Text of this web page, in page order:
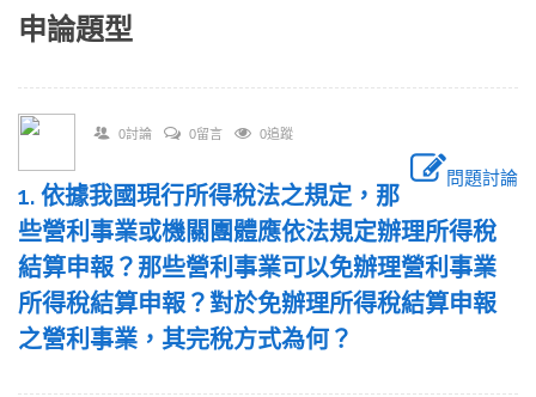
申論題型
0討論 0留言 0追蹤
問題討論
1. 依據我國現行所得稅法之規定，那
些營利事業或機關團體應依法規定辦理所得稅
結算申報？那些營利事業可以免辦理營利事業
所得稅結算申報？對於免辦理所得稅結算申報
之營利事業，其完稅方式為何？